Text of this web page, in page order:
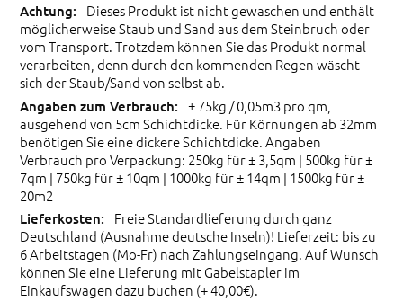
Dieses Produkt ist nicht gewaschen und enthält
möglicherweise Staub und Sand aus dem Steinbruch oder
vom Transport. Trotzdem können Sie das Produkt normal
verarbeiten, denn durch den kommenden Regen wäscht
sich der Staub/Sand von selbst ab.
± 75kg / 0,05m3 pro qm,
ausgehend von 5cm Schichtdicke. Für Körnungen ab 32mm
benötigen Sie eine dickere Schichtdicke. Angaben
Verbrauch pro Verpackung: 250kg für ± 3,5qm | 500kg für ±
7qm | 750kg für ± 10qm | 1000kg für ± 14qm | 1500kg für ±
20m2
Freie Standardlieferung durch ganz
Deutschland (Ausnahme deutsche Inseln)! Lieferzeit: bis zu
6 Arbeitstagen (Mo-Fr) nach Zahlungseingang. Auf Wunsch
können Sie eine Lieferung mit Gabelstapler im
Einkaufswagen dazu buchen (+ 40,00€).